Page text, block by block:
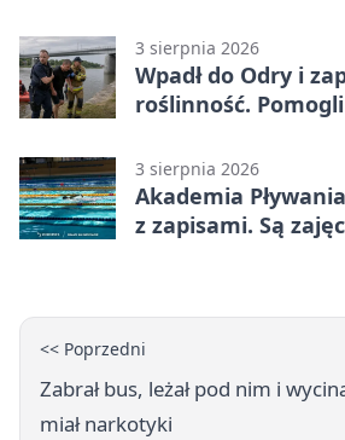
3 sierpnia 2026
Wpadł do Odry i
roślinność.
3 sierpnia 2026
Akademia
z zapisami. Są
<< Poprzedni
Zabrał bus, leżał pod nim i
miał narkotyki